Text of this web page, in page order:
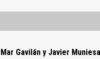
Mar Gavilán y Javier Muniesa